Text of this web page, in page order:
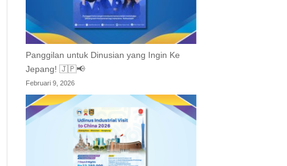
Panggilan untuk Dinusian yang Ingin Ke
Jepang! 🇯🇵📢
Februari 9, 2026